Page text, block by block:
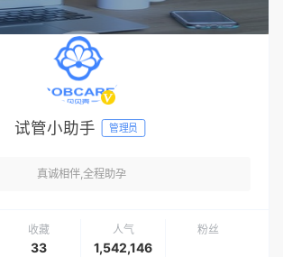
试管小助手 管理员
真诚相伴,全程助孕
收藏
33
人气
1,542,146
粉丝